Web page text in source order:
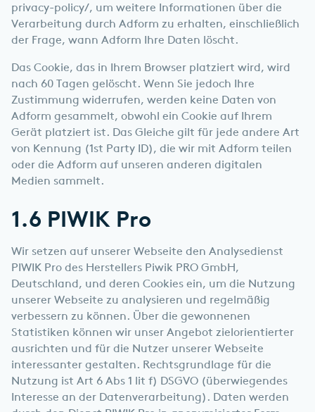
privacy-policy/, um weitere Informationen über die
Verarbeitung durch Adform zu erhalten, einschließlich
der Frage, wann Adform Ihre Daten löscht.
Das Cookie, das in Ihrem Browser platziert wird, wird
nach 60 Tagen gelöscht. Wenn Sie jedoch Ihre
Zustimmung widerrufen, werden keine Daten von
Adform gesammelt, obwohl ein Cookie auf Ihrem
Gerät platziert ist. Das Gleiche gilt für jede andere Art
von Kennung (1st Party ID), die wir mit Adform teilen
oder die Adform auf unseren anderen digitalen
Medien sammelt.
1.6 PIWIK Pro
Wir setzen auf unserer Webseite den Analysedienst
PIWIK Pro des Herstellers Piwik PRO GmbH,
Deutschland, und deren Cookies ein, um die Nutzung
unserer Webseite zu analysieren und regelmäßig
verbessern zu können. Über die gewonnenen
Statistiken können wir unser Angebot zielorientierter
ausrichten und für die Nutzer unserer Webseite
interessanter gestalten. Rechtsgrundlage für die
Nutzung ist Art 6 Abs 1 lit f) DSGVO (überwiegendes
Interesse an der Datenverarbeitung). Daten werden